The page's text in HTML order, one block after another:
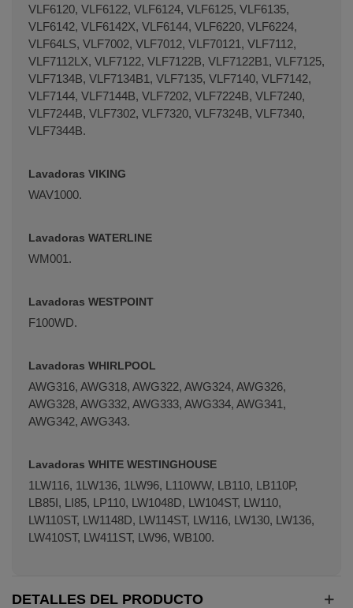
VLF6120, VLF6122, VLF6124, VLF6125, VLF6135,
VLF6142, VLF6142X, VLF6144, VLF6220, VLF6224,
VLF64LS, VLF7002, VLF7012, VLF70121, VLF7112,
VLF7112LX, VLF7122, VLF7122B, VLF7122B1, VLF7125,
VLF7134B, VLF7134B1, VLF7135, VLF7140, VLF7142,
VLF7144, VLF7144B, VLF7202, VLF7224B, VLF7240,
VLF7244B, VLF7302, VLF7320, VLF7324B, VLF7340,
VLF7344B.
Lavadoras VIKING
WAV1000.
Lavadoras WATERLINE
WM001.
Lavadoras WESTPOINT
F100WD.
Lavadoras WHIRLPOOL
AWG316, AWG318, AWG322, AWG324, AWG326,
AWG328, AWG332, AWG333, AWG334, AWG341,
AWG342, AWG343.
Lavadoras WHITE WESTINGHOUSE
1LW116, 1LW136, 1LW96, L110WW, LB110, LB110P,
LB85I, LI85, LP110, LW1048D, LW104ST, LW110,
LW110ST, LW1148D, LW114ST, LW116, LW130, LW136,
LW410ST, LW411ST, LW96, WB100.
DETALLES DEL PRODUCTO